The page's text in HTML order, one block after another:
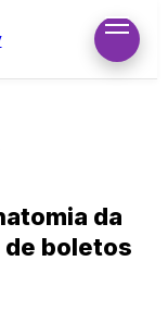
da
boletos